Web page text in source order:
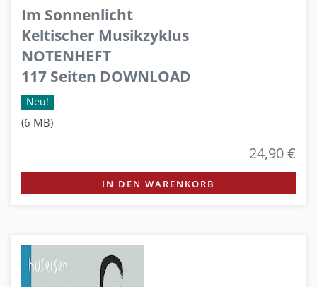
Im Sonnenlicht
Keltischer Musikzyklus
NOTENHEFT
117 Seiten DOWNLOAD
Neu!
(6 MB)
24,90 €
IN DEN WARENKORB